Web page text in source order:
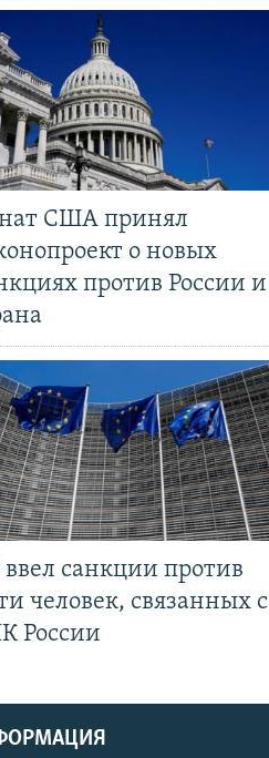
США принял
о новых
против России и
санкции против
человек, связанных с
России